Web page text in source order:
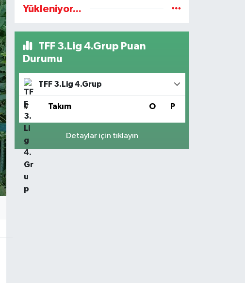
Yükleniyor...
TFF 3.Lig 4.Grup Puan
Durumu
TFF 3.Lig 4.Grup
# Takım O P
Detaylar için tıklayın